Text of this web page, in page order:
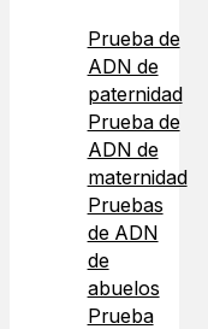
Prueba de
ADN de
paternidad
Prueba de
ADN de
maternidad
Pruebas
de ADN
de
abuelos
Prueba